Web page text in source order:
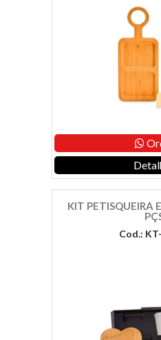
KIT PETISQUEIRA
Cod.: